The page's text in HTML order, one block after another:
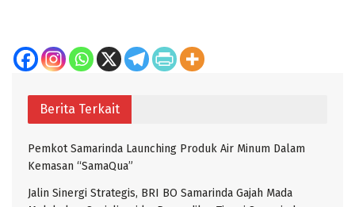
Berita Terkait
Pemkot Samarinda Launching Produk Air Minum Dalam
Kemasan “SamaQua”
Jalin Sinergi Strategis, BRI BO Samarinda Gajah Mada